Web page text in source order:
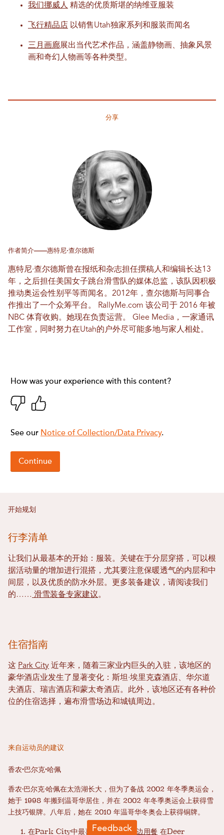
我们挪威人 精选的优质斯堪的纳维亚服装
飞行精品店 以销售Utah独家系列和服装而闻名
三月画廊展出当代艺术作品，涵盖静物画、抽象风景
画和奇幻人物画等各种类型。
分享
作者简介——惠特尼·查尔德斯
惠特尼·查尔德斯曾在报纸和杂志担任撰稿人和编辑长达13
年，之后担任美国女子跳台滑雪队的媒体总监，该队因积极
推动奥运会性别平等而闻名。2012年，查尔德斯与同事合
作推出了一个众筹平台。 RallyMe.com 该公司于 2016 年被
NBC 体育收购。她现在负责运营。 Glee Media ，一家通讯
工作室，同时努力在Utah的户外尽可能多地与家人相处。
开始规划
行李清单
让我们从最基本的开始：服装。关键在于分层穿搭，可以根
据活动量的增加进行混搭，尤其要注意保暖透气的内层和中
间层，以及优质的防水外层。更多装备建议，请阅读我们
的…… 滑雪装备专家建议。
住宿指南
这 Park City 近年来，随着三家业内巨头的入驻，该地区的
豪华酒店业发生了显著变化：斯坦·埃里克森酒店、华尔道
夫酒店、瑞吉酒店和蒙太奇酒店。此外，该地区还有各种价
位的住宿选择，遍布滑雪场边和城镇周边。
来自运动员的建议
香农·巴尔克·哈佩
香农·巴尔克·哈佩在太浩湖长大，但为了备战 2002 年冬季奥运会，
她于 1998 年搬到温哥华居住，并在 2002 年冬季奥运会上获得雪
上技巧银牌。八年后，她在 2010 年温哥华冬奥会上获得铜牌。
在Park City中最喜欢的餐厅： 炉边用餐 在Deer